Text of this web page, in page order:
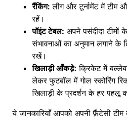
रैंकिंग: लीग और टूर्नामेंट में टीम
रहें।
पॉइंट टेबल: अपने पसंदीदा
संभावनाओं का अनुमान लगाने के
रखें।
खिलाड़ी आँकड़े: क्रिकेट में
लेकर फुटबॉल में गोल स्कोरिंग
खिलाड़ी के प्रदर्शन के हर पहलू
ये जानकारियाँ आपको अपनी फ़ैंटेसी